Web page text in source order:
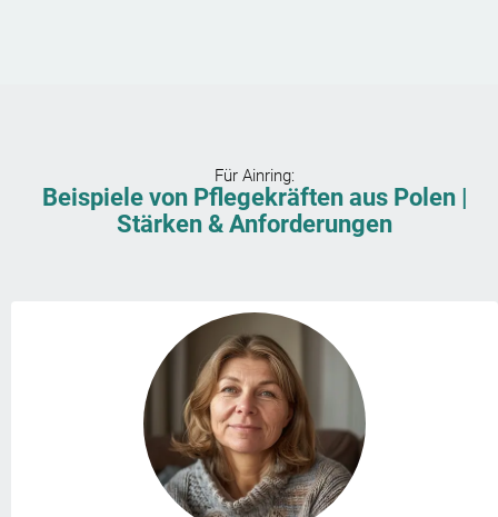
Für Ainring:
Beispiele von Pflegekräften aus Polen |
Stärken & Anforderungen